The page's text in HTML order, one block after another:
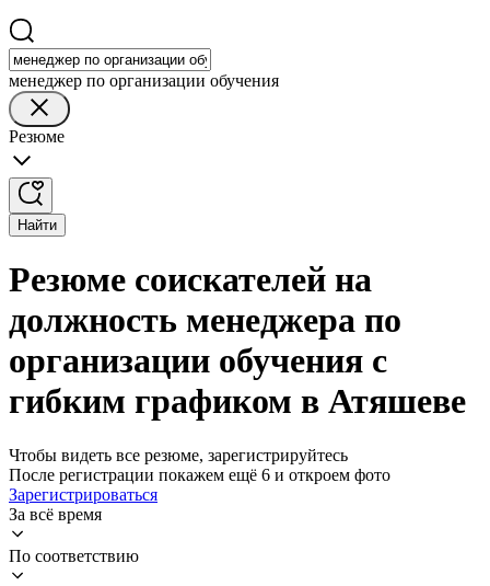
менеджер по организации обучения
Резюме
Найти
Резюме соискателей на
должность менеджера по
организации обучения с
гибким графиком в Атяшеве
Чтобы видеть все резюме, зарегистрируйтесь
После регистрации покажем ещё 6 и откроем фото
Зарегистрироваться
За всё время
По соответствию